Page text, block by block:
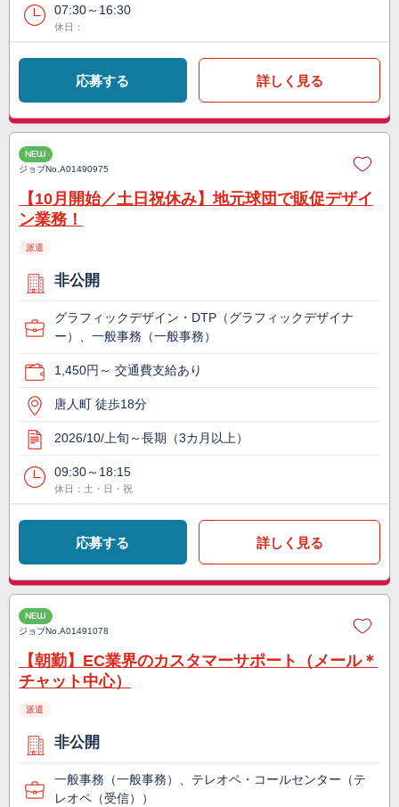
07:30～16:30
休日：
応募する 詳しく見る
NEW
ジョブNo.A01490975
【10月開始／土日祝休み】地元球団で販促デザイ
ン業務！
派遣
非公開
グラフィックデザイン・DTP（グラフィックデザイナ
ー）、一般事務（一般事務）
1,450円～ 交通費支給あり
唐人町 徒歩18分
2026/10/上旬～長期（3カ月以上）
09:30～18:15
休日：土・日・祝
応募する 詳しく見る
NEW
ジョブNo.A01491078
【朝勤】EC業界のカスタマーサポート（メール＊
チャット中心）
派遣
非公開
一般事務（一般事務）、テレオペ・コールセンター（テ
レオペ（受信））